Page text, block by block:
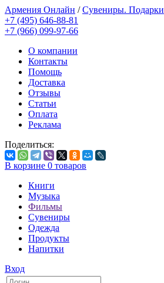
Армения Онлайн /Сувениры. Подарки
+7 (495) 646-88-81
+7 (966) 099-97-66
О компании
Контакты
Помощь
Доставка
Отзывы
Статьи
Оплата
Реклама
Поделиться:
В корзине 0 товаров
Книги
Музыка
Фильмы
Сувениры
Одежда
Продукты
Напитки
Вход